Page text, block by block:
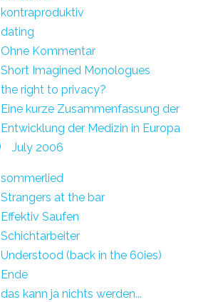
kontraproduktiv
dating
Ohne Kommentar
Short Imagined Monologues
the right to privacy?
Eine kurze Zusammenfassung der
Entwicklung der Medizin in Europa
July 2006
sommerlied
Strangers at the bar
Effektiv Saufen
Schichtarbeiter
Understood (back in the 60ies)
Ende
das kann ja nichts werden...